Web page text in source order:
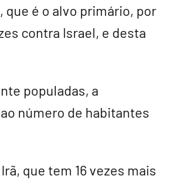
que é o alvo primário, por
contra Israel, e desta
populadas, a
número de habitantes
que tem 16 vezes mais